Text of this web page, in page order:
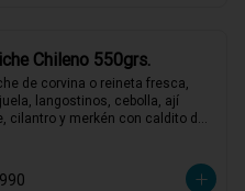
neto corresponde al producto
presentación completa, salsas o
incluidos.
Chileno 550grs.
de corvina o reineta fresca,
langostinos, cebolla, ají
cilantro y merkén con caldito de